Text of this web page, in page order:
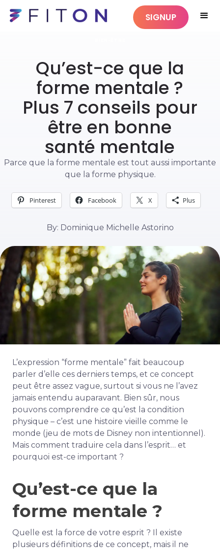
SIGNUP
Qu’est-ce que la
forme mentale ?
Plus 7 conseils pour
être en bonne
santé mentale
Parce que la forme mentale est tout aussi importante
que la forme physique.
Pinterest Facebook X Plus
By: Dominique Michelle Astorino
L’expression “forme mentale” fait beaucoup
parler d’elle ces derniers temps, et ce concept
peut être assez vague, surtout si vous ne l’avez
jamais entendu auparavant. Bien sûr, nous
pouvons comprendre ce qu’est la condition
physique – c’est une histoire vieille comme le
monde (jeu de mots de Disney non intentionnel).
Mais comment traduire cela dans l’esprit… et
pourquoi est-ce important ?
Qu’est-ce que la
forme mentale ?
Quelle est la force de votre esprit ? Il existe
plusieurs définitions de ce concept, mais il ne